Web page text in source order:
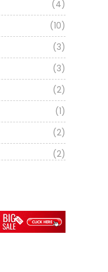
(4)
(10)
(3)
(3)
(2)
(1)
(2)
(2)